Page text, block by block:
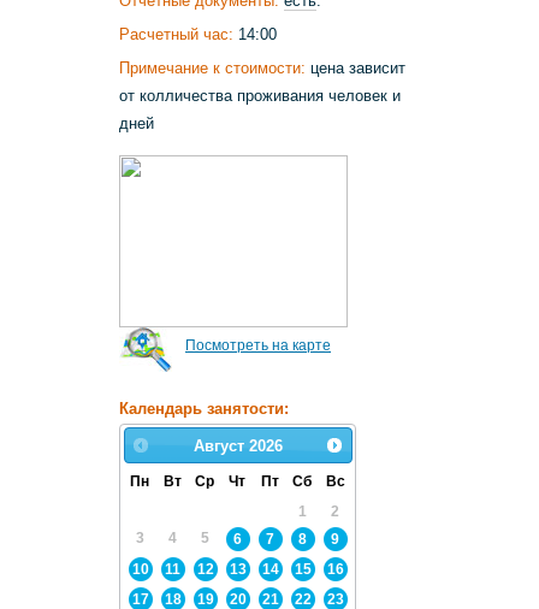
Расчетный час: 14:00
Примечание к стоимости: цена зависит
от колличества проживания человек и
дней
Посмотреть на карте
Календарь занятости:
Август 2026
Пн Вт Ср Чт Пт Сб
Вс
1
2
3
4 5 6 7 8
9
10
11 12 13 14 15
16
17
18 19 20 21 22
23